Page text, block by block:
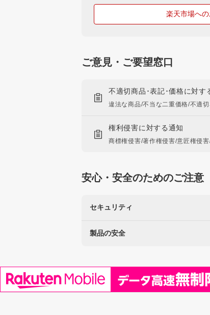
楽天市場へ
ご意見・ご要望窓口
不適切商品･表記･価格に対す
違法な商品/不当な二重価格/不適
権利侵害に対する通知
商標権侵害/著作権侵害/意匠権侵
安心・安全のためのご注意
セキュリティ
楽天を装った不正にご注意ください
製品の安全
リコール製品に関する情報